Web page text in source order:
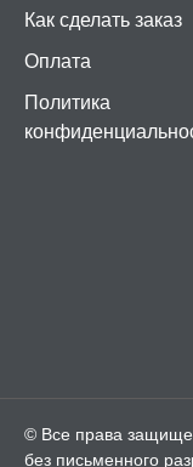
Как сделать заказ
Оплата
Политика
© Все права
без письменного